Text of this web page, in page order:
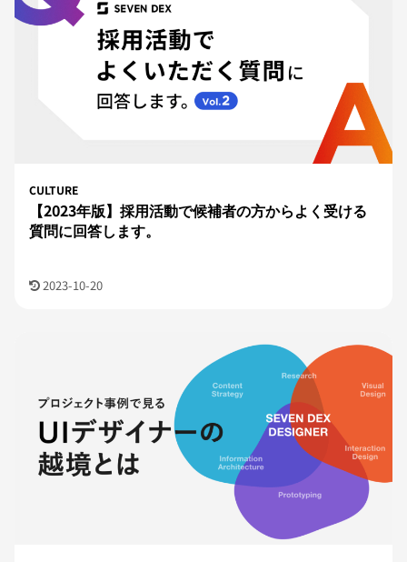
CULTURE
【2023年版】採用活動で候補者の方からよく受ける
質問に回答します。
2023-10-20